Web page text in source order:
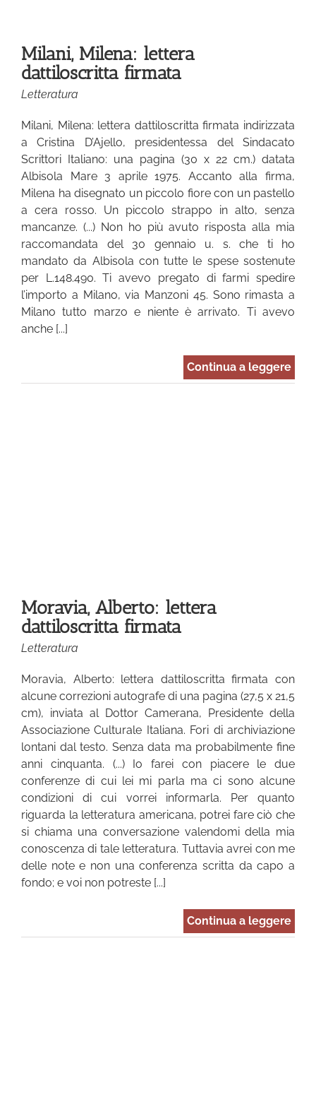
Milani, Milena: lettera
dattiloscritta firmata
Letteratura
Milani, Milena: lettera dattiloscritta firmata indirizzata
a Cristina D’Ajello, presidentessa del Sindacato
Scrittori Italiano: una pagina (30 x 22 cm.) datata
Albisola Mare 3 aprile 1975. Accanto alla firma,
Milena ha disegnato un piccolo fiore con un pastello
a cera rosso. Un piccolo strappo in alto, senza
mancanze. (...) Non ho più avuto risposta alla mia
raccomandata del 30 gennaio u. s. che ti ho
mandato da Albisola con tutte le spese sostenute
per L.148.490. Ti avevo pregato di farmi spedire
l’importo a Milano, via Manzoni 45. Sono rimasta a
Milano tutto marzo e niente è arrivato. Ti avevo
anche [...]
Continua a leggere
Moravia, Alberto: lettera
dattiloscritta firmata
Letteratura
Moravia, Alberto: lettera dattiloscritta firmata con
alcune correzioni autografe di una pagina (27,5 x 21,5
cm), inviata al Dottor Camerana, Presidente della
Associazione Culturale Italiana. Fori di archiviazione
lontani dal testo. Senza data ma probabilmente fine
anni cinquanta. (...) Io farei con piacere le due
conferenze di cui lei mi parla ma ci sono alcune
condizioni di cui vorrei informarla. Per quanto
riguarda la letteratura americana, potrei fare ciò che
si chiama una conversazione valendomi della mia
conoscenza di tale letteratura. Tuttavia avrei con me
delle note e non una conferenza scritta da capo a
fondo; e voi non potreste [...]
Continua a leggere